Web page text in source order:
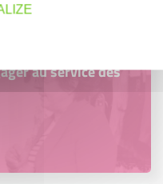
au service des